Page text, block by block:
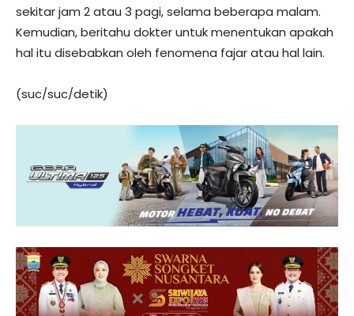
sekitar jam 2 atau 3 pagi, selama beberapa malam.
Kemudian, beritahu dokter untuk menentukan apakah
hal itu disebabkan oleh fenomena fajar atau hal lain.
(suc/suc/detik)